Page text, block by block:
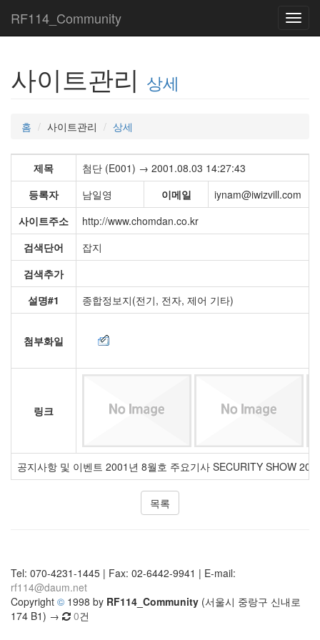
RF114_Community
사이트관리 상세
홈 사이트관리 상세
제목
첨단 (E001) → 2001.08.03 14:27:43
등록자
남일영 이메일
iynam@iwizvill.com
사이트주소
http://www.chomdan.co.kr
검색단어
잡지
검색추가
설명#1
종합정보지(전기, 전자, 제어 기타)
첨부화일
링크
공지사항 및 이벤트 2001년 8월호 주요기사 SECURITY SHOW
목록
Tel: 070-4231-1445 | Fax: 02-6442-9941 | E-mail:
rf114@daum.net
Copyright © 1998 by RF114_Community (서울시 중랑구 신내로
174 B1) →
0건